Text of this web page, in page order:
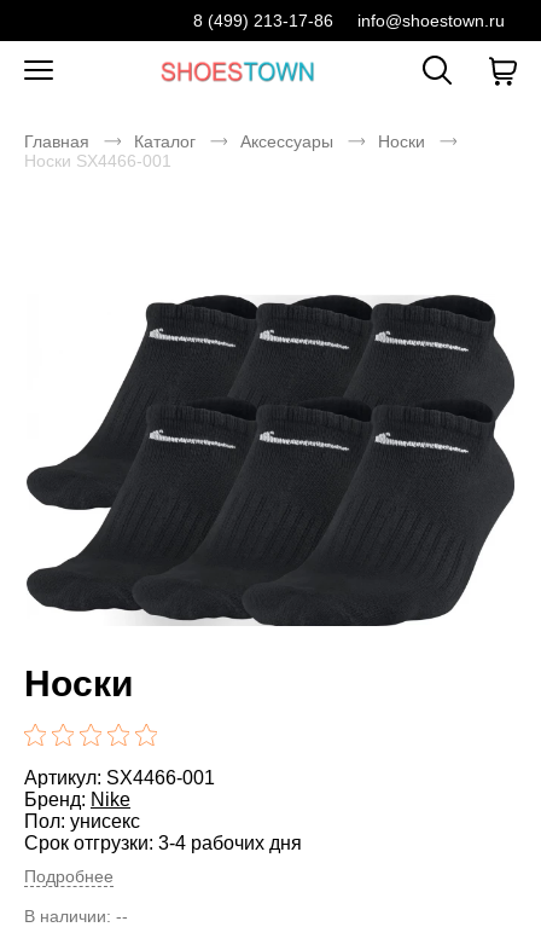
8 (499) 213-17-86 info@shoestown.ru
Главная Каталог Аксессуары
Носки
Носки SX4466-001
Носки
Артикул: SX4466-001
Бренд: Nike
Пол: унисекс
Срок отгрузки: 3-4 рабочих дня
Подробнее
В наличии: --